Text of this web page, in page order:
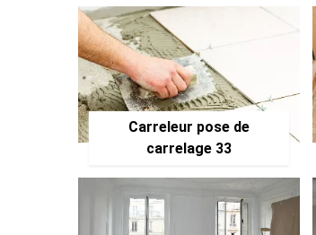
Carreleur pose de
carrelage 33